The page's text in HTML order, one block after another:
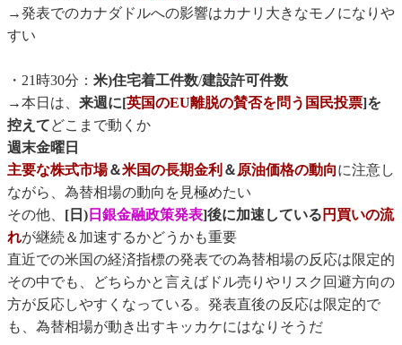
→発表でのカナダドルへの影響はカナリ大きなモノになりや
すい
・21時30分： 米)住宅着工件数/建設許可件数
→本日は、 来週に[英国のEU離脱の賛否を問う国民投票]を
控えてどこまで動くか
週末金曜日
主要な株式市場＆米国の長期金利 ＆原油価格の動向に注意し
ながら、為替相場の動向を見極めたい
その他、 [日) 日銀金融政策発表]後に加速している 円買いの流
れが継続＆加速するかどうかも重要
直近での米国の経済指標の発表での為替相場の反応は限定的
その中でも、どちらかと言えばドル売りやリスク回避方向の
方が反応しやすくなっている。発表直後の反応は限定的で
も、為替相場が動き出すキッカケにはなりそうだ